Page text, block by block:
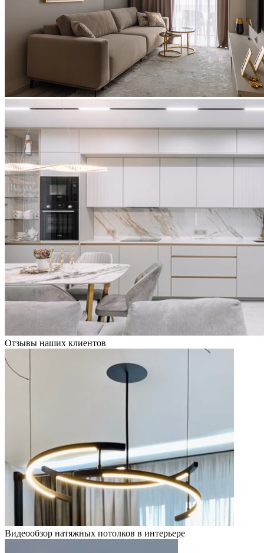
Отзывы наших клиентов
Видеообзор натяжных потолков в интерьере